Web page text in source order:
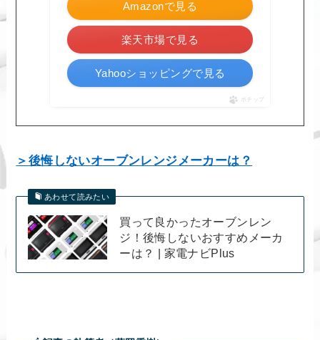
Amazonで見る
楽天市場で見る
Yahooショッピングで見る
ポチップ
＞後悔しないオーブンレンジメーカーは？
あわせて読みたい
買って良かったオーブンレン
ジ！後悔しないおすすめメーカ
ーは？ | 家電ナビPlus